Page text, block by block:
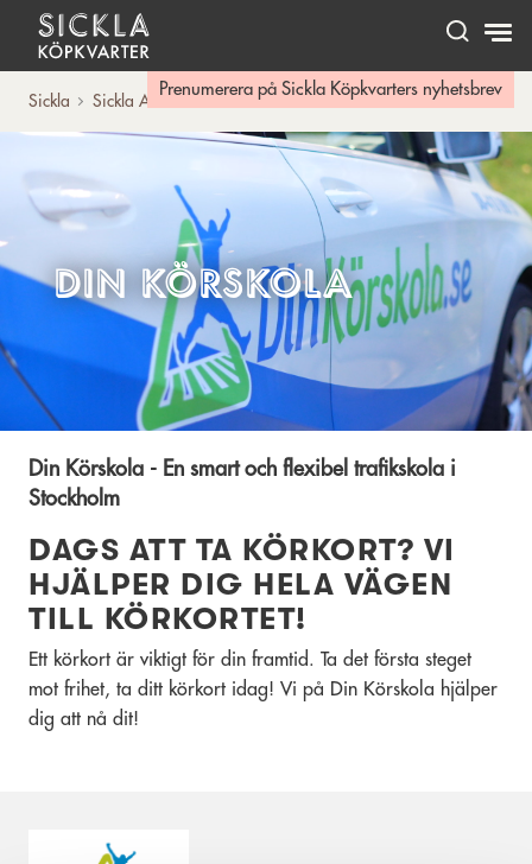
Hem
Prenumerera på Sickla Köpkvarters nyhetsbrev
Sickla Sickla A-Ö Din Körskola
Din körskola
Din Körskola - En smart och flexibel trafikskola i
Stockholm
DAGS ATT TA KÖRKORT? VI
HJÄLPER DIG HELA VÄGEN
TILL KÖRKORTET!
Ett körkort är viktigt för din framtid. Ta det första steget
mot frihet, ta ditt körkort idag! Vi på Din Körskola hjälper
dig att nå dit!